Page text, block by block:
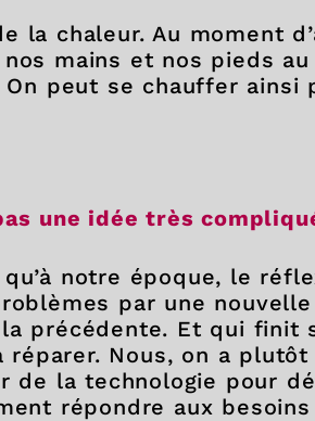
la chaleur. Au moment
mains et nos pieds
peut se chauffer ainsi
une idée très
notre époque, le
par une
précédente. Et qui finit
réparer. Nous, on a
de la technologie pour
répondre aux besoins